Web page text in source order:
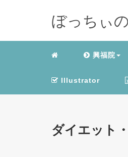
ぼっちぃ
興福院
Illustrator
ダイエット